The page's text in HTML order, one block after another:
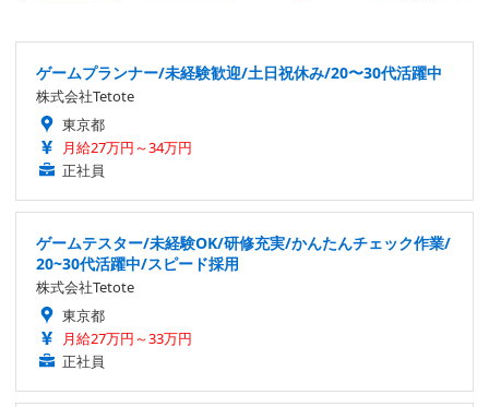
ゲームプランナー/未経験歓迎/土日祝休み/20〜30代活躍中
株式会社Tetote
東京都
月給27万円～34万円
正社員
ゲームテスター/未経験OK/研修充実/かんたんチェック作業/
20~30代活躍中/スピード採用
株式会社Tetote
東京都
月給27万円～33万円
正社員